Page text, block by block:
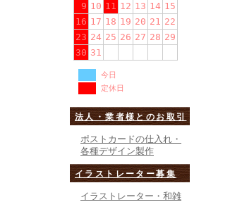
9 10 11 12 13 14 15
16 17 18 19 20 21 22
23 24 25 26 27 28 29
30 31
今日
定休日
法人・業者様とのお取引
ポストカードの仕入れ・
各種デザイン製作
イラストレーター募集
イラストレーター・和雑